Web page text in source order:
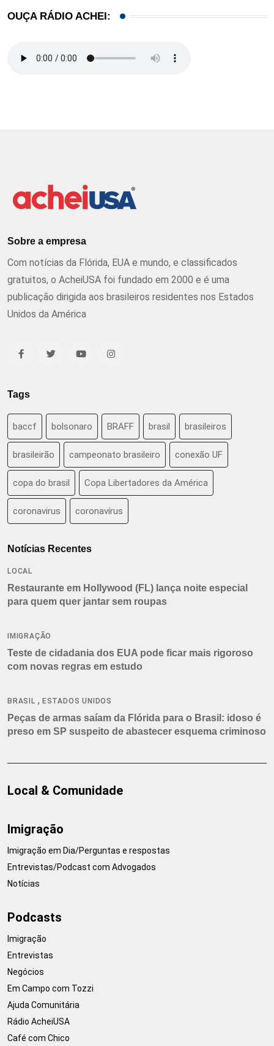
OUÇA RÁDIO ACHEI:
Sobre a empresa
Com notícias da Flórida, EUA e mundo, e classificados
gratuitos, o AcheiUSA foi fundado em 2000 e é uma
publicação dirigida aos brasileiros residentes nos Estados
Unidos da América
Tags
baccf bolsonaro BRAFF brasil brasileiros
brasileirão campeonato brasileiro conexão UF
copa do brasil Copa Libertadores da América
coronavirus coronavírus
Notícias Recentes
LOCAL
Restaurante em Hollywood (FL) lança noite especial
para quem quer jantar sem roupas
IMIGRAÇÃO
Teste de cidadania dos EUA pode ficar mais rigoroso
com novas regras em estudo
BRASIL , ESTADOS UNIDOS
Peças de armas saíam da Flórida para o Brasil: idoso é
preso em SP suspeito de abastecer esquema criminoso
Local & Comunidade
Imigração
Imigração em Dia/Perguntas e respostas
Entrevistas/Podcast com Advogados
Notícias
Podcasts
Imigração
Entrevistas
Negócios
Em Campo com Tozzi
Ajuda Comunitária
Rádio AcheiUSA
Café com Chico